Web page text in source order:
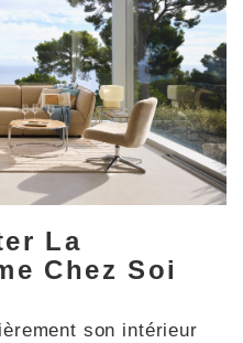
La
Chez Soi
son intérieur